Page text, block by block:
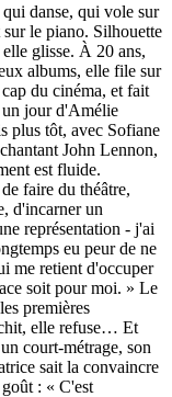
danse, qui vole sur
sur le piano. Silhouette
glisse. À 20 ans,
albums, elle file sur
du cinéma, et fait
un jour d'Amélie
plus tôt, avec Sofiane
John Lennon,
est fluide.
faire du théâtre,
d'incarner un
représentation - j'ai
eu peur de ne
me retient d'occuper
soit pour moi. » Le
premières
elle refuse… Et
court-métrage, son
sait la convaincre
: « C'est